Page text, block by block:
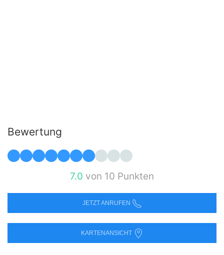
Bewertung
7.0 von 10 Punkten
JETZT ANRUFEN
KARTENANSICHT